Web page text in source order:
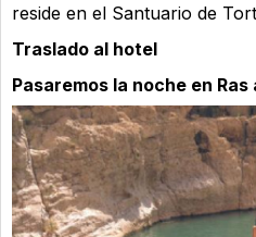
reside en el Santuario de
Traslado al hotel
Pasaremos la noche en Ras